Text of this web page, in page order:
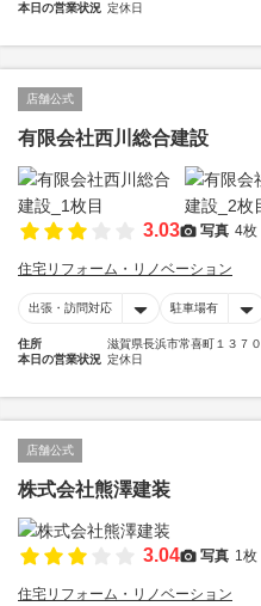
本日の営業状況 定休日
店舗公式
有限会社西川総合建設
3.03 写真 4枚
住宅リフォーム・リノベーション
出張・訪問対応 駐車場有
住所
滋賀県長浜市常喜町１３７０
本日の営業状況 定休日
店舗公式
株式会社熊澤建装
3.04 写真 1枚
住宅リフォーム・リノベーション